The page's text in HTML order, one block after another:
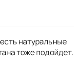
натуральные
тоже подойдет.